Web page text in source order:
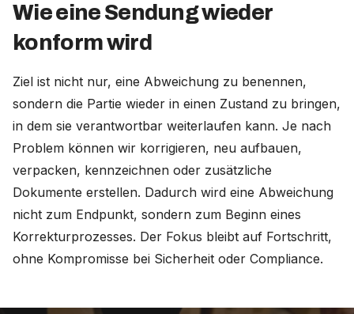
Wie eine Sendung wieder
konform wird
Ziel ist nicht nur, eine Abweichung zu benennen,
sondern die Partie wieder in einen Zustand zu bringen,
in dem sie verantwortbar weiterlaufen kann. Je nach
Problem können wir korrigieren, neu aufbauen,
verpacken, kennzeichnen oder zusätzliche
Dokumente erstellen. Dadurch wird eine Abweichung
nicht zum Endpunkt, sondern zum Beginn eines
Korrekturprozesses. Der Fokus bleibt auf Fortschritt,
ohne Kompromisse bei Sicherheit oder Compliance.